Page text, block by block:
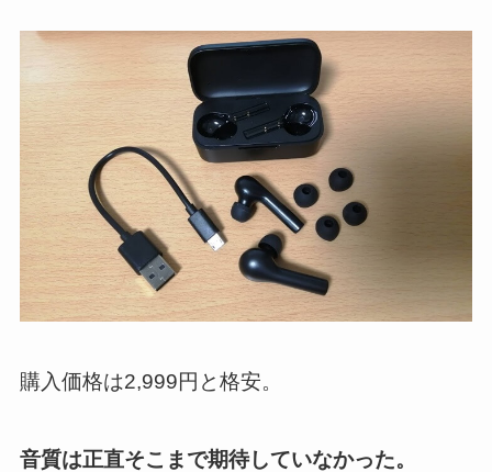
購入価格は2,999円と格安。
音質は正直そこまで期待していなかった。